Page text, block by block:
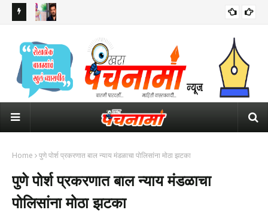
Home पुणे पोर्श प्रकरणात बाल न्याय मंडळाचा पोलिसांना मोठा झटका
पुणे पोर्श प्रकरणात बाल न्याय मंडळाचा
पोलिसांना मोठा झटका